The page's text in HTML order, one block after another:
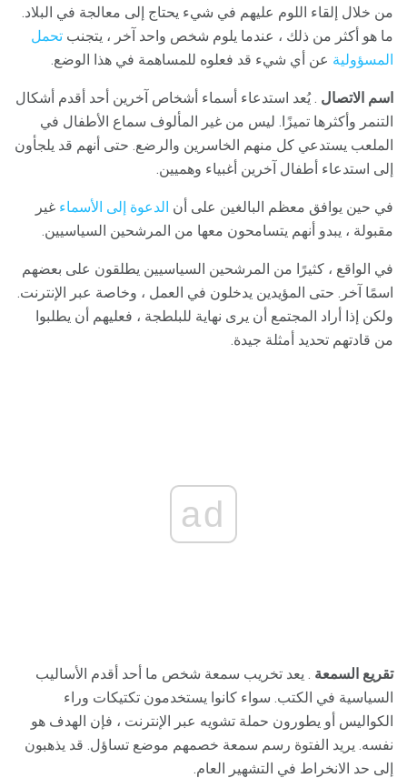
من خلال إلقاء اللوم عليهم في شيء يحتاج إلى معالجة في البلاد.
ما هو أكثر من ذلك ، عندما يلوم شخص واحد آخر ، يتجنب تحمل
المسؤولية عن أي شيء قد فعلوه للمساهمة في هذا الوضع.
اسم الاتصال . يُعد استدعاء أسماء أشخاص آخرين أحد أقدم أشكال
التنمر وأكثرها تميزًا. ليس من غير المألوف سماع الأطفال في
الملعب يستدعي كل منهم الخاسرين والرضع. حتى أنهم قد يلجأون
إلى استدعاء أطفال آخرين أغبياء وهميين.
في حين يوافق معظم البالغين على أن الدعوة إلى الأسماء غير
مقبولة ، يبدو أنهم يتسامحون معها من المرشحين السياسيين.
في الواقع ، كثيرًا من المرشحين السياسيين يطلقون على بعضهم
اسمًا آخر. حتى المؤيدين يدخلون في العمل ، وخاصة عبر الإنترنت.
ولكن إذا أراد المجتمع أن يرى نهاية للبلطجة ، فعليهم أن يطلبوا
من قادتهم تحديد أمثلة جيدة.
ad
تقريع السمعة . يعد تخريب سمعة شخص ما أحد أقدم الأساليب
السياسية في الكتب. سواء كانوا يستخدمون تكتيكات وراء
الكواليس أو يطورون حملة تشويه عبر الإنترنت ، فإن الهدف هو
نفسه. يريد الفتوة رسم سمعة خصمهم موضع تساؤل. قد يذهبون
إلى حد الانخراط في التشهير العام.